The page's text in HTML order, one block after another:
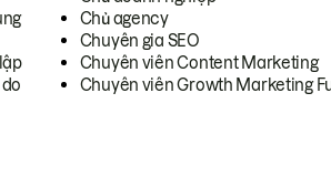
Chủ agency
Chuyên gia SEO
Chuyên viên Content Marketing
Chuyên viên Growth Marketing